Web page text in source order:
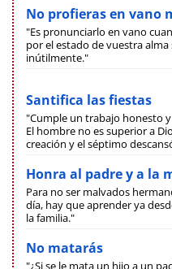
No profieras en vano
"Es pronunciarlo en vano
por el estado de vuestra
inútilmente."
Santifica las fiestas
"Cumple un trabajo honesto
El hombre no es superior a
creación y el séptimo
Honra al padre y a la
Para no ser malvados
día, hay que aprender ya
la familia."
No matarás
"¿Si se le mata un hijo a un